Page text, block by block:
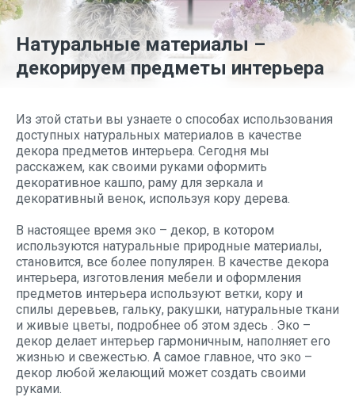
Натуральные материалы –
декорируем предметы интерьера
Из этой статьи вы узнаете о способах использования
доступных натуральных материалов в качестве
декора предметов интерьера. Сегодня мы
расскажем, как своими руками оформить
декоративное кашпо, раму для зеркала и
декоративный венок, используя кору дерева.
В настоящее время эко – декор, в котором
используются натуральные природные материалы,
становится, все более популярен. В качестве декора
интерьера, изготовления мебели и оформления
предметов интерьера используют ветки, кору и
спилы деревьев, гальку, ракушки, натуральные ткани
и живые цветы, подробнее об этом здесь . Эко –
декор делает интерьер гармоничным, наполняет его
жизнью и свежестью. А самое главное, что эко –
декор любой желающий может создать своими
руками.